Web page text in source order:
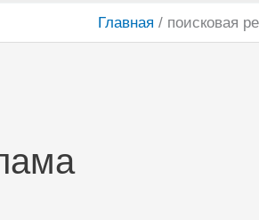
Главная поисковая